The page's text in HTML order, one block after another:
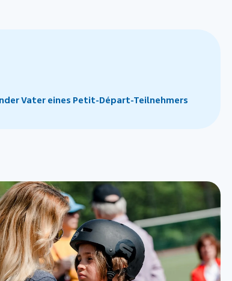
Vater eines Petit-Départ-Teilnehmers